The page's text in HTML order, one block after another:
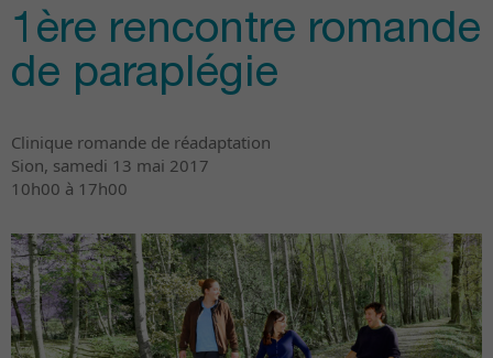
1ère rencontre romande
de paraplégie
Clinique romande de réadaptation
Sion, samedi 13 mai 2017
10h00 à 17h00